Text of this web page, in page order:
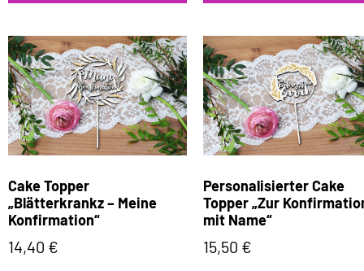
Cake Topper
„Blätterkrankz – Meine
Konfirmation“
14,40 €
Personalisierter Cake
Topper „Zur
mit Name“
15,50 €